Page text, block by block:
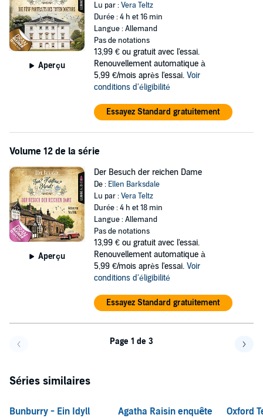
Aperçu
Lu par :Vera Teltz
Durée : 4 h et 16 min
Langue : Allemand
Pas de notations
13,99 € ou gratuit avec l'essai.
Renouvellement automatique à
5,99 €/mois après l'essai. Voir
conditions d'éligibilité
Essayez Standard gratuitement
Volume 12 de la série
Aperçu
Der Besuch der reichen Dame
De : Ellen Barksdale
Lu par :Vera Teltz
Durée : 4 h et 18 min
Langue : Allemand
Pas de notations
13,99 € ou gratuit avec l'essai.
Renouvellement automatique à
5,99 €/mois après l'essai. Voir
conditions d'éligibilité
Essayez Standard gratuitement
Page 1 de 3
Séries similaires
Bunburry - Ein Idyll
Agatha Raisin enquête
Oxford